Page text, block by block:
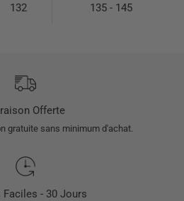
132 135 - 145
Offerte
gratuite sans minimum d'achat.
Faciles - 30 Jours